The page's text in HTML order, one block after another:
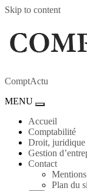
Skip to content
ComptActu
MENU
Toggle
navigation
Accueil
Comptabilité
Droit, juridique
Gestion
Contact
Plan du